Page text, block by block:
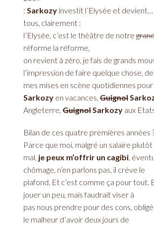
: Sarkozy investit l’Elysée et devient…
tous, clairement :
l’Elysée, c’est le théâtre de notre
réforme la réforme,
on revient à zéro, je fais de grands
l’impression de faire quelque chose,
mes mises en scène quotidiennes
Sarkozy en vacances,Guignol
Angleterre,Guignol Sarkozy aux
Bilan de ces quatre premières années
Parce que moi, malgré un salaire plutôt
mal, je peux m’offrir un cagibi ,
chômage, n’en parlons pas, il crève le
plafond. Et c’est comme ça pour tout.
jouer un peu, mais faudrait viser à
pas nous prendre pour des cons,
le malheur d’avoir deux jours de